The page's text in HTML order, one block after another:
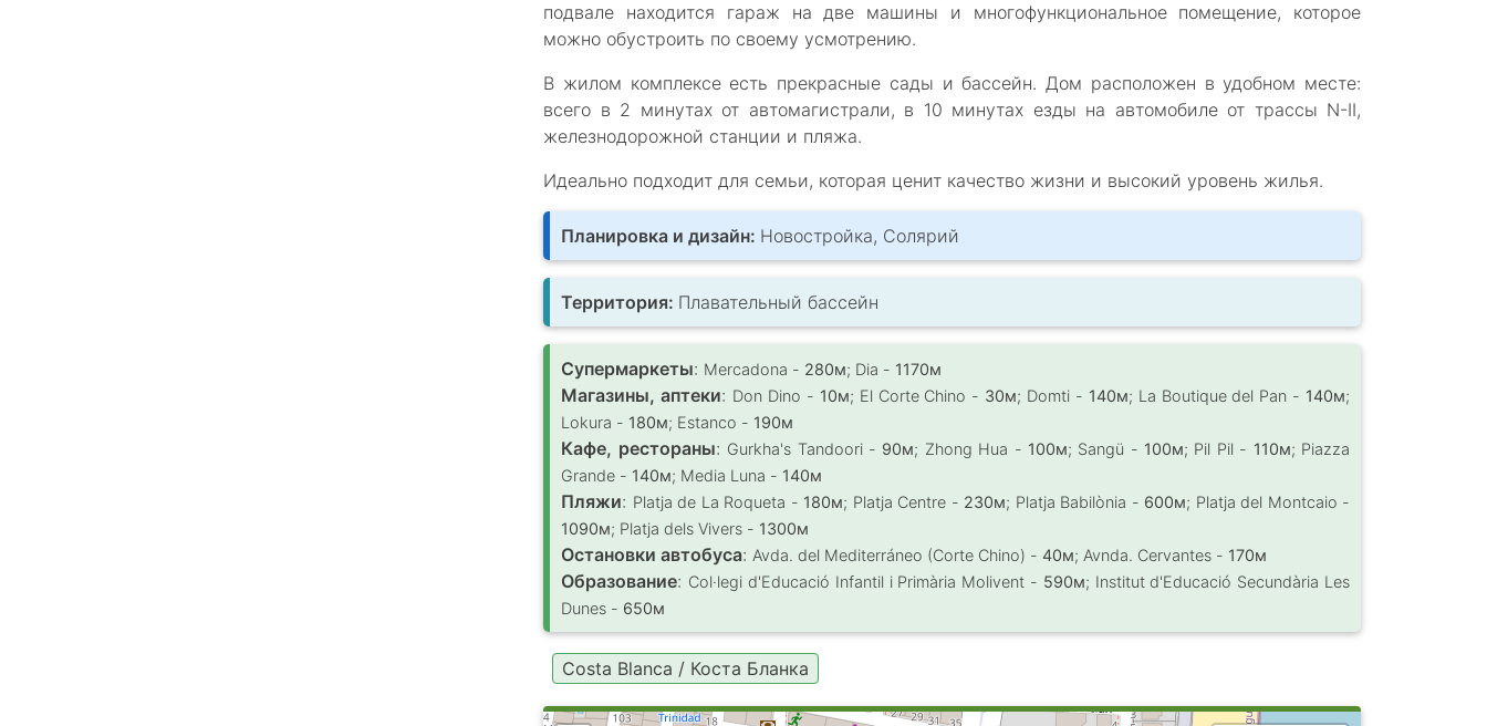
подвале находится гараж на две машины и многофункциональное помещение, которое
можно обустроить по своему усмотрению.
В жилом комплексе есть прекрасные сады и бассейн. Дом расположен в удобном месте:
всего в 2 минутах от автомагистрали, в 10 минутах езды на автомобиле от трассы N-II,
железнодорожной станции и пляжа.
Идеально подходит для семьи, которая ценит качество жизни и высокий уровень жилья.
Планировка и дизайн: Новостройка, Солярий
Территория: Плавательный бассейн
Супермаркеты: Mercadona - 280м; Dia - 1170м
Магазины, аптеки: Don Dino - 10м; El Corte Chino - 30м; Domti - 140м; La Boutique del Pan - 140м;
Lokura - 180м; Estanco - 190м
Кафе, рестораны: Gurkha's Tandoori - 90м; Zhong Hua - 100м; Sangü - 100м; Pil Pil - 110м; Piazza
Grande - 140м; Media Luna - 140м
Пляжи: Platja de La Roqueta - 180м; Platja Centre - 230м; Platja Babilònia - 600м; Platja del Montcaio -
1090м; Platja dels Vivers - 1300м
Остановки автобуса:Avda. del Mediterráneo (Corte Chino) -40м; Avnda. Cervantes - 170м
Образование: Col·legi d'Educació Infantil i Primària Molivent - 590м; Institut d'Educació Secundària Les
Dunes - 650м
Costa Blanca / Коста Бланка